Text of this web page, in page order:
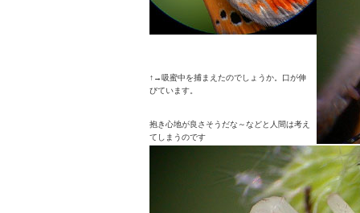
↑→吸蜜中を捕まえたのでしょうか。口が伸
びています。
抱き心地が良さそうだな～などと人間は考え
てしまうのです